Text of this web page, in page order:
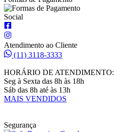
Social
Atendimento ao Cliente
(11) 3118-3333
HORÁRIO DE ATENDIMENTO:
Seg à Sexta das 8h às 18h
Sáb das 8h até às 13h
MAIS VENDIDOS
Segurança